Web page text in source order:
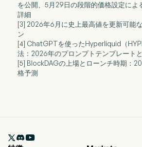
を公開、5月29日の段階的価格設定によ
詳細
[3] 2026年6月に史上最高値を更新可能
ン
[4] ChatGPTを使ったHyperliquid（
法：2026年のプロンプトテンプレート
[5] BlockDAGの上場とローンチ時期：
格予測
